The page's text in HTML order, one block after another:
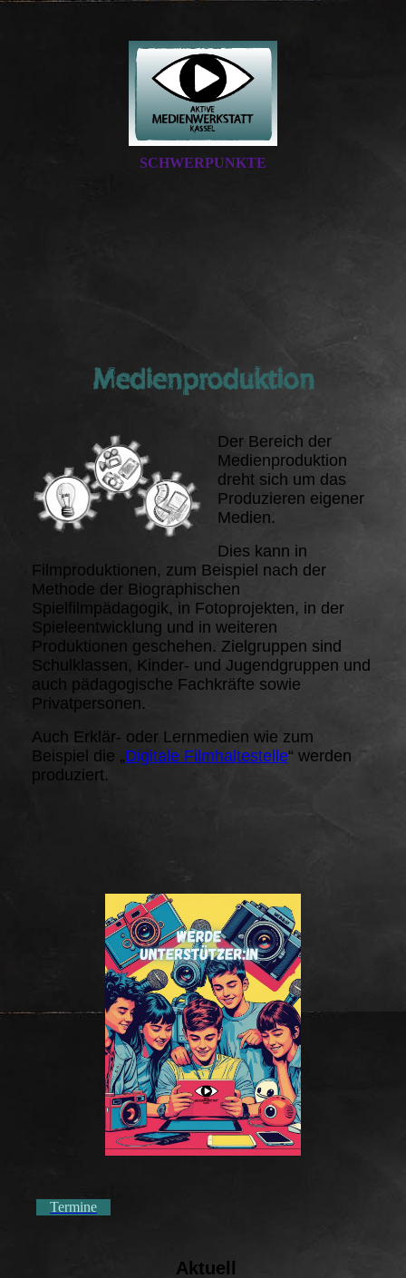
SCHWERPUNKTE
Der Bereich der
Medienproduktion
dreht sich um das
Produzieren eigener
Medien.
Dies kann in
Filmproduktionen, zum Beispiel nach der
Methode der Biographischen
Spielfilmpädagogik, in Fotoprojekten, in der
Spieleentwicklung und in weiteren
Produktionen geschehen. Zielgruppen sind
Schulklassen, Kinder- und Jugendgruppen und
auch pädagogische Fachkräfte sowie
Privatpersonen.
Auch Erklär- oder Lernmedien wie zum
Beispiel die „Digitale Filmhaltestelle“ werden
produziert.
Termine
Aktuell